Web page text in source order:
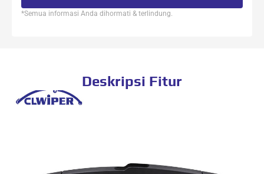
*Semua informasi Anda dihormati & terlindung.
Deskripsi Fitur